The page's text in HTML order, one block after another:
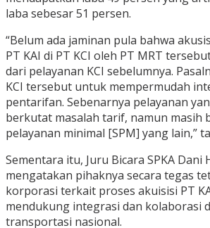
laba sebesar 51 persen.
“Belum ada jaminan pula bahwa
PT KAI di PT KCI oleh PT MRT
dari pelayanan KCI sebelumnya.
KCI tersebut untuk mempermudah
pentarifan. Sebenarnya pelayanan
berkutat masalah tarif, namun masih
pelayanan minimal [SPM] yang lain,”
Sementara itu, Juru Bicara SPKA Dani
mengatakan pihaknya secara tegas
korporasi terkait proses akuisisi PT
mendukung integrasi dan kolaborasi
transportasi nasional.